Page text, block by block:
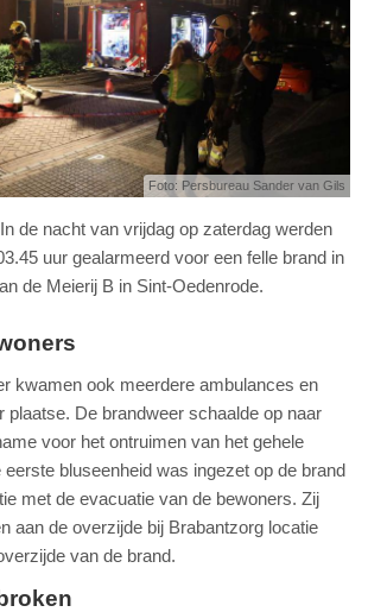
Foto: Persbureau Sander van Gils
In de nacht van vrijdag op zaterdag werden
uur gealarmeerd voor een felle brand in
de Meierij B in Sint-Oedenrode.
kwamen ook meerdere ambulances en
plaatse. De brandweer schaalde op naar
voor het ontruimen van het gehele
bluseenheid was ingezet op de brand
met de evacuatie van de bewoners. Zij
aan de overzijde bij Brabantzorg locatie
van de brand.